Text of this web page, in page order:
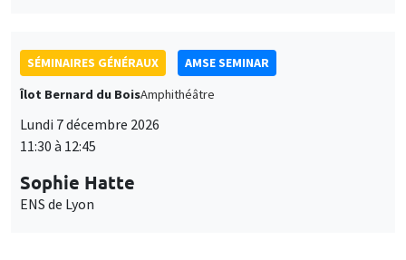
SÉMINAIRES GÉNÉRAUX
AMSE SEMINAR
Îlot Bernard du BoisAmphithéâtre
Lundi 7 décembre 2026
11:30 à 12:45
Sophie Hatte
ENS de Lyon